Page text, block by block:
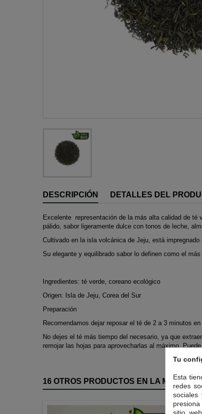
DESCRIPCIÓN DETALLES DEL
Excelente representación de la más alta calidad de
pálido, sabor ligeramente dulce con tonos de leche,
Cultivado en la isla volcánica de Jeju, está
Su elegante y equilibrado sabor lo definen como el
Ingredientes: té verde, coreano ecológico
Origen: Isla de Jeju, Corea del Sur
Preparación
Recomendamos dejar reposar el té de 2 a 3 minutos en
No dejes el té más tiempo del necesario, ya que
remojar las hojas para aprovecharlas al máximo.
16 OTROS PRODUCTOS EN LA MISMA
Tu
Esta
redes
sociales
sitio